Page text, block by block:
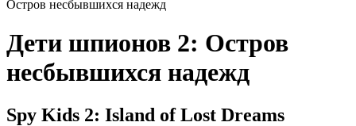
Остров несбывшихся надежд
Дети шпионов 2: Остров
несбывшихся надежд
Spy Kids 2: Island of Lost Dreams